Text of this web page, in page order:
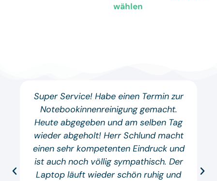
wählen
Super Service! Habe einen Termin zur
Notebookinnenreinigung gemacht.
Heute abgegeben und am selben Tag
wieder abgeholt! Herr Schlund macht
einen sehr kompetenten Eindruck und
ist auch noch völlig sympathisch. Der
Laptop läuft wieder schön ruhig und